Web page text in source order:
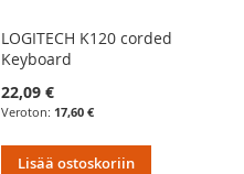
LOGITECH K120 corded
Keyboard
22,09 €
17,60 €
Lisää ostoskoriin